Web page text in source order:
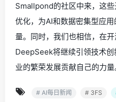
Smallpond的社区中来，这
优化，为AI和数据密集型应
量。同时，我们也相信，在开
DeepSeek将继续引领技术
业的繁荣发展贡献自己的力量
# AI每日新闻 # 3FS